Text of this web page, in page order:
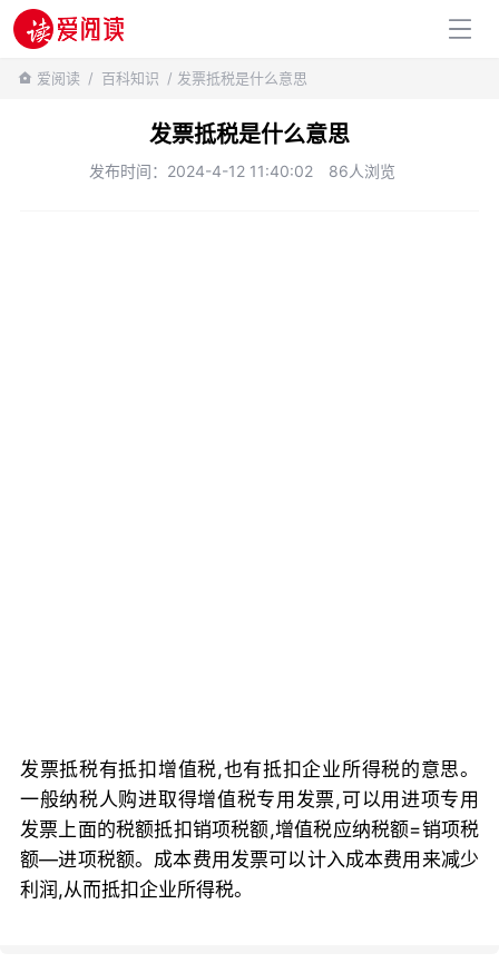
百科知识
爱阅读 / 百科知识 / 发票抵税是什么意思
发票抵税是什么意思
发布时间：2024-4-12 11:40:02 86人浏览
发票抵税有抵扣增值税,也有抵扣企业所得税的意思。
一般纳税人购进取得增值税专用发票,可以用进项专用
发票上面的税额抵扣销项税额,增值税应纳税额=销项税
额—进项税额。成本费用发票可以计入成本费用来减少
利润,从而抵扣企业所得税。